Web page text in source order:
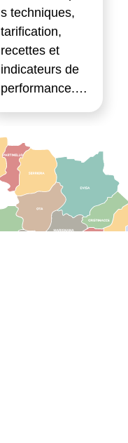
s techniques,
tarification,
recettes et
indicateurs de
performance.…